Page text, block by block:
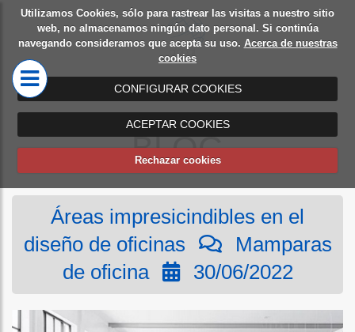
Utilizamos Cookies, sólo para rastrear las visitas a nuestro sitio
web, no almacenamos ningún dato personal. Si continúa
navegando consideramos que acepta su uso. Acerca de nuestras
cookies
CONFIGURAR COOKIES
ACEPTAR COOKIES
Rechazar cookies
Diseño
de
oficinas
Mamparas
de oficina
BLOG
Áreas impresicindibles en el
diseño de oficinas
Mamparas
de oficina
30/06/2022